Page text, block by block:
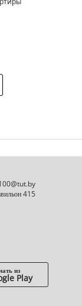
415
из
Play